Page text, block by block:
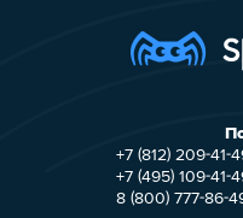
+7 (812) 209-41-
+7 (495) 109-41-
8 (800) 777-86-